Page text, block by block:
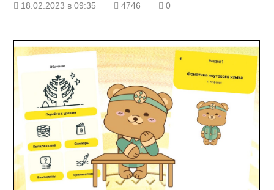
18.02.2023 в 09:35 4746 0